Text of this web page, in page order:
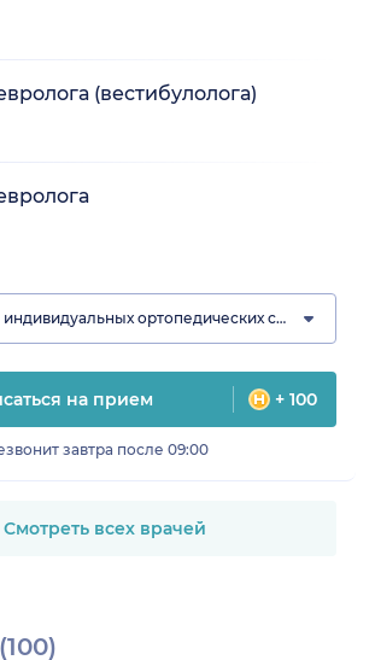
(вестибулолога)
Изготовление индивидуальных ортопедических стелек
на прием + 100
завтра после 09:00
Смотреть всех врачей
(100)